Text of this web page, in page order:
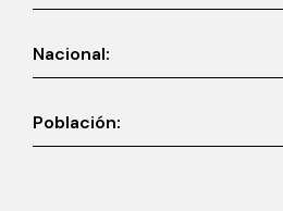
Nacional:
Población: